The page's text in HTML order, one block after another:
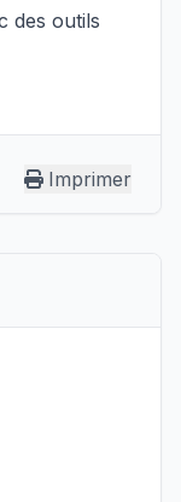
des outils
Imprimer